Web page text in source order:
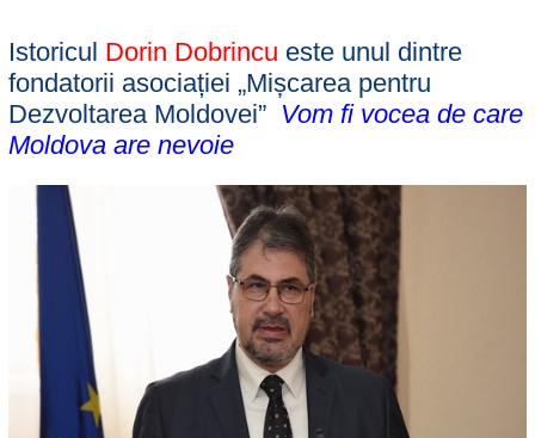
Istoricul Dorin Dobrincu este unul dintre
fondatorii asociației „Mișcarea pentru
Dezvoltarea Moldovei” Vom fi vocea de care
Moldova are nevoie